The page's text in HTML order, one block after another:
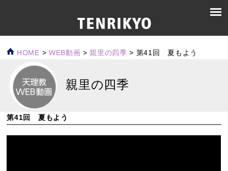
HOME > WEB動画 >親里の四季 > 第41回 夏もよう
親里の四季
第41回 夏もよう